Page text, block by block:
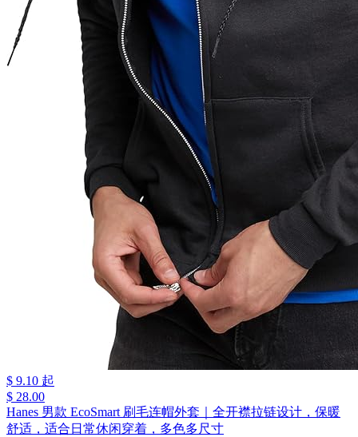
$ 9.10 起
$ 28.00
Hanes 男款 EcoSmart 刷毛连帽外套｜全开襟拉链设计，保暖
舒适，适合日常休闲穿着，多色多尺寸